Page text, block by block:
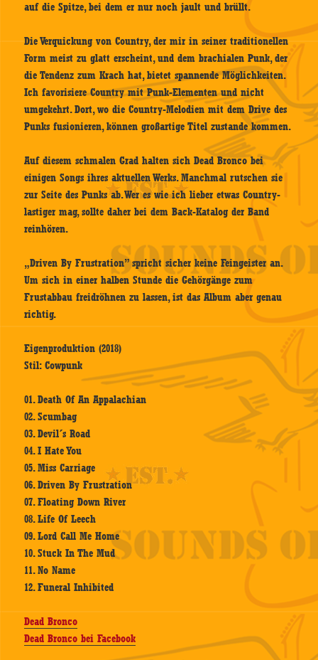
auf die Spitze, bei dem er nur noch jault und brüllt.
Die Verquickung von Country, der mir in seiner traditionellen
Form meist zu glatt erscheint, und dem brachialen Punk, der
die Tendenz zum Krach hat, bietet spannende Möglichkeiten.
Ich favorisiere Country mit Punk-Elementen und nicht
umgekehrt. Dort, wo die Country-Melodien mit dem Drive des
Punks fusionieren, können großartige Titel zustande kommen.
Auf diesem schmalen Grad halten sich Dead Bronco bei
einigen Songs ihres aktuellen Werks. Manchmal rutschen sie
zur Seite des Punks ab. Wer es wie ich lieber etwas Country-
lastiger mag, sollte daher bei dem Back-Katalog der Band
reinhören.
„Driven By Frustration” spricht sicher keine Feingeister an.
Um sich in einer halben Stunde die Gehörgänge zum
Frustabbau freidröhnen zu lassen, ist das Album aber genau
richtig.
Eigenproduktion (2018)
Stil: Cowpunk
01. Death Of An Appalachian
02. Scumbag
03. Devil´s Road
04. I Hate You
05. Miss Carriage
06. Driven By Frustration
07. Floating Down River
08. Life Of Leech
09. Lord Call Me Home
10. Stuck In The Mud
11. No Name
12. Funeral Inhibited
Dead Bronco
Dead Bronco bei Facebook